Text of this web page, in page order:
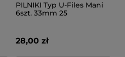
PILNIKI Typ U-Files Mani
6szt. 33mm 25
28,00 zł